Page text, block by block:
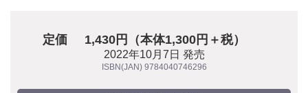
定価 1,430円（本体1,300円＋税）
2022年10月7日 発売
ISBN(JAN) 9784040746296